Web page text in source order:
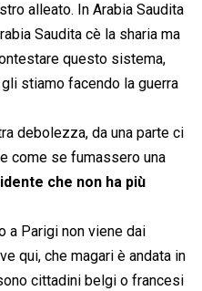
alleato. In Arabia Saudita
Saudita cè la sharia ma
questo sistema,
stiamo facendo la guerra
debolezza, da una parte ci
come se fumassero una
che non ha più
a Parigi non viene dai
qui, che magari è andata in
cittadini belgi o francesi